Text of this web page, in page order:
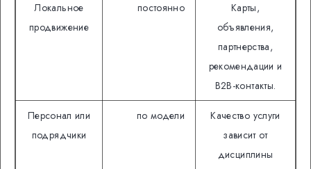
Локальное
продвижение
постоянно
Карты,
объявления,
партнерства,
рекомендации и
B2B-контакты.
Персонал или
подрядчики
по модели
Качество услуги
зависит от
дисциплины